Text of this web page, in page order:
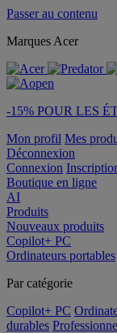
Passer au contenu
Marques Acer
-15% POUR LES
Mon profil Mes
Déconnexion
Connexion
Boutique en ligne
AI
Produits
Nouveaux produits
Copilot+ PC
Ordinateurs portables
Par catégorie
Copilot+ PC
durables